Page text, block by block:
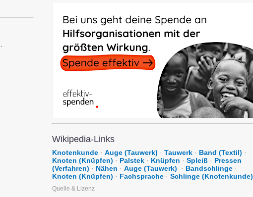
·
Wikipedia-Links
Knotenkunde · Auge (Tauwerk) · Tauwerk · Band (Textil) ·
Knoten (Knüpfen) · Palstek · Knüpfen · Spleiß · Pressen
(Verfahren) · Nähen · Auge (Tauwerk) · Bandschlinge ·
Knoten (Knüpfen) · Fachsprache · Schlinge (Knotenkunde)
Quelle & Lizenz